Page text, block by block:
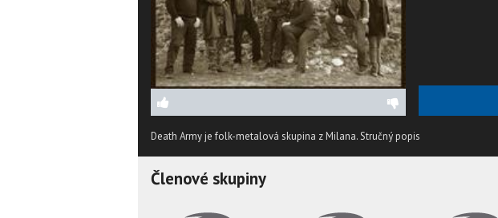
Death Army je folk-metalová skupina z Milana.Stručný popis
Členové skupiny